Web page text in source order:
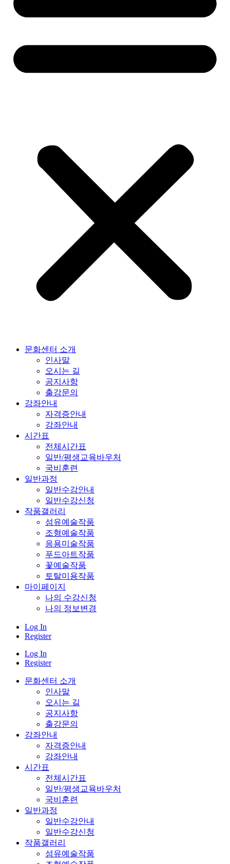
문화센터 소개
인사말
오시는 길
공지사항
출강문의
강좌안내
자격증안내
강좌안내
시간표
전체시간표
일반/평생교육바우처
국비훈련
일반과정
일반수강안내
일반수강신청
작품갤러리
섬유예술작품
조형예술작품
응용미술작품
푸드아트작품
꽃예술작품
토탈미용작품
마이페이지
나의 수강신청
나의 정보변경
Log In
Register
Log In
Register
문화센터 소개
인사말
오시는 길
공지사항
출강문의
강좌안내
자격증안내
강좌안내
시간표
전체시간표
일반/평생교육바우처
국비훈련
일반과정
일반수강안내
일반수강신청
작품갤러리
섬유예술작품